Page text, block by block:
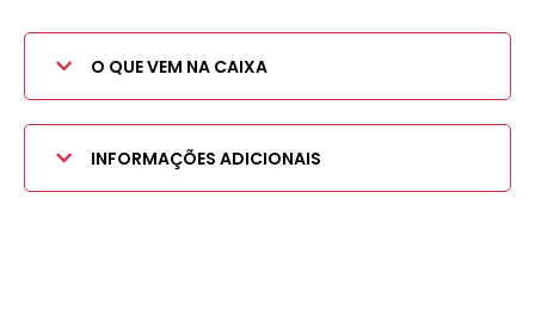
O QUE VEM NA CAIXA
INFORMAÇÕES ADICIONAIS